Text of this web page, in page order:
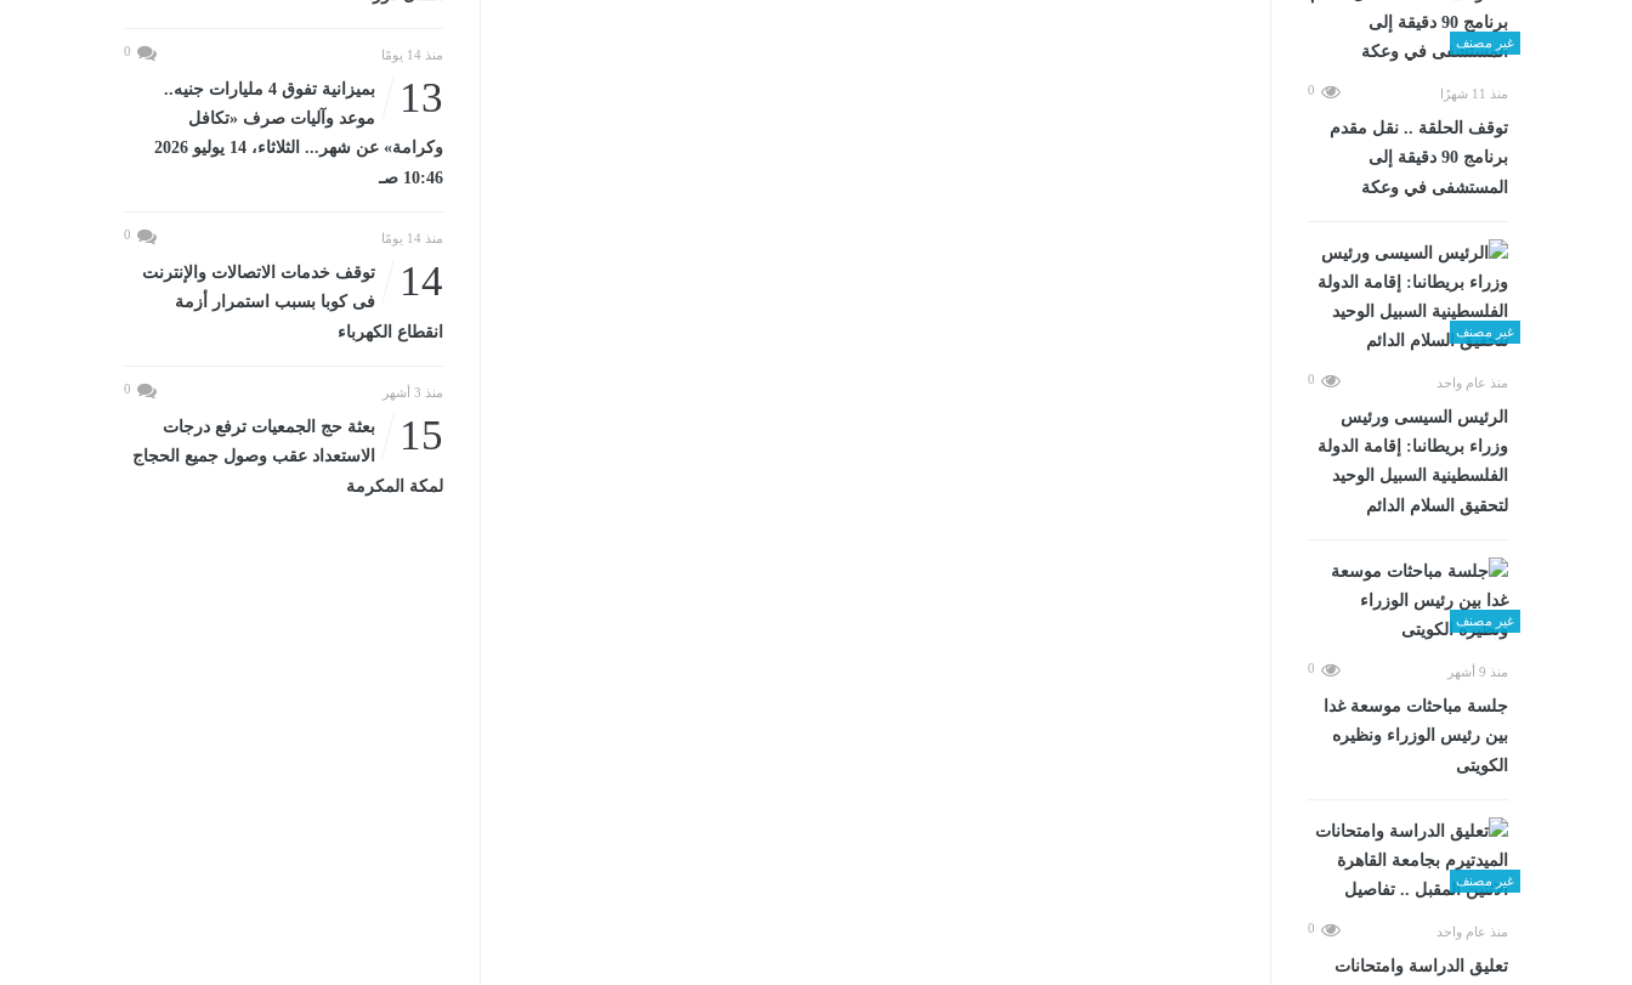
غير مصنف
منذ 11 شهرًا 0
توقف الحلقة .. نقل مقدم
برنامج 90 دقيقة إلى
المستشفى في وعكة
غير مصنف
منذ عام واحد 0
الرئيس السيسى ورئيس
وزراء بريطانىا: إقامة الدولة
الفلسطينية السبيل الوحيد
لتحقيق السلام الدائم
غير مصنف
منذ 9 أشهر 0
جلسة مباحثات موسعة غدا
بين رئيس الوزراء ونظيره
الكويتى
غير مصنف
منذ عام واحد 0
تعليق الدراسة وامتحانات
منذ 14 يومًا 0
13
بميزانية تفوق 4 مليارات جنيه..
موعد وآليات صرف «تكافل
وكرامة» عن شهر... الثلاثاء، 14 يوليو 2026
10:46 صـ
منذ 14 يومًا 0
14
توقف خدمات الاتصالات والإنترنت
فى كوبا بسبب استمرار أزمة
انقطاع الكهرباء
منذ 3 أشهر 0
15
بعثة حج الجمعيات ترفع درجات
الاستعداد عقب وصول جميع الحجاج
لمكة المكرمة